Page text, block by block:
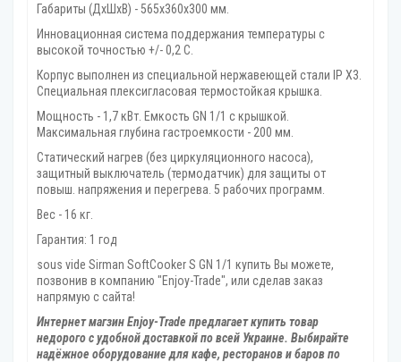
Габариты (ДхШхВ) - 565х360х300 мм.
Инновационная система поддержания температуры с
высокой точностью +/- 0,2 С.
Корпус выполнен из специальной нержавеющей стали IP X3.
Специальная плексигласовая термостойкая крышка.
Мощность - 1,7 кВт. Емкость GN 1/1 с крышкой.
Максимальная глубина гастроемкости - 200 мм.
Статический нагрев (без циркуляционного насоса),
защитный выключатель (термодатчик) для защиты от
повыш. напряжения и перегрева. 5 рабочих программ.
Вес - 16 кг.
Гарантия: 1 год
sous vide Sirman SoftCooker S GN 1/1 купить Вы можете,
позвонив в компанию "Enjoy-Trade", или сделав заказ
напрямую с сайта!
Интернет магзин Enjoy-Trade предлагает купить товар
недорого с удобной доставкой по всей Украине. Выбирайте
надёжное оборудование для кафе, ресторанов и баров по